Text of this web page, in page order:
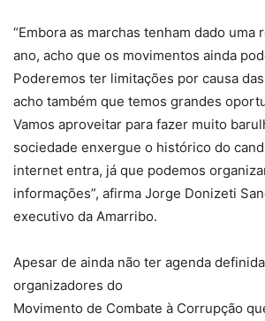
“Embora as marchas tenham dado uma
ano, acho que os movimentos ainda
Poderemos ter limitações por causa
acho também que temos grandes
Vamos aproveitar para fazer muito
sociedade enxergue o histórico do
internet entra, já que podemos
informações”, afirma Jorge Donizeti
executivo da Amarribo.
Apesar de ainda não ter agenda
organizadores do
Movimento de Combate à Corrupção